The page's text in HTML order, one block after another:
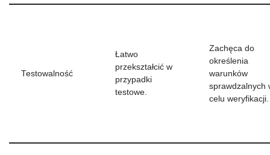
Testowalność
Łatwo
przekształcić w
przypadki
testowe.
Zachęca do
określenia
warunków
sprawdzalnych
celu weryfikacji.